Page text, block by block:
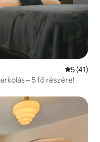
Átlagos
5 (41)
– 5 fő részére!